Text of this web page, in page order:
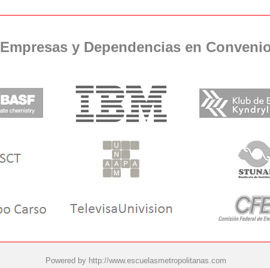
Empresas y Dependencias en
Powered by http://www.escuelasmetropolitanas.com